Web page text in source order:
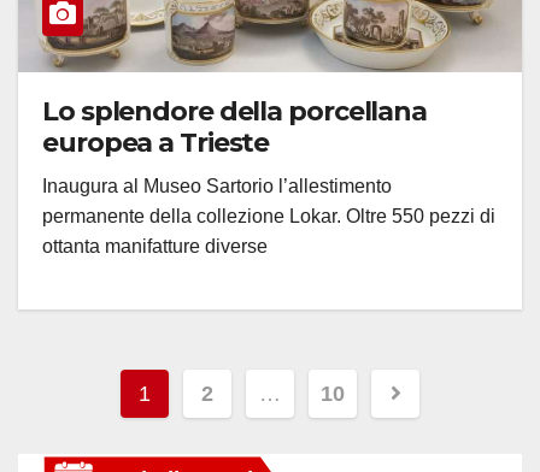
Lo splendore della porcellana
europea a Trieste
Inaugura al Museo Sartorio l’allestimento
permanente della collezione Lokar. Oltre 550 pezzi di
ottanta manifatture diverse
Paginazione
degli
1 2 … 10